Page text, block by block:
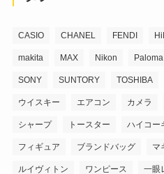
CASIO CHANEL FENDI
makita MAX Nikon Paloma
SONY SUNTORY TOSHIBA
ウイスキー エアコン カメラ
シャープ トースター ハイコー
フィギュア ブランドバッグ マ
ルイヴィトン ワンピース 一眼